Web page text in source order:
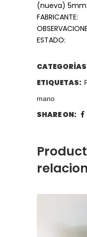
(nueva) 5mm
FABRICANTE:
ESTADO:
ETIQUETAS:
mano
SHARE ON: